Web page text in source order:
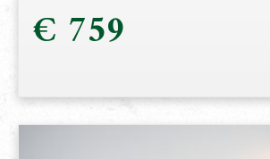
€ 759